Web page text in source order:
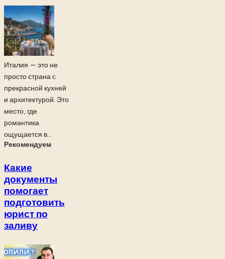
Италия — это не
просто страна с
прекрасной кухней
и архитектурой. Это
место, где
романтика
ощущается в...
Рекомендуем
Какие
документы
помогает
подготовить
юрист по
заливу